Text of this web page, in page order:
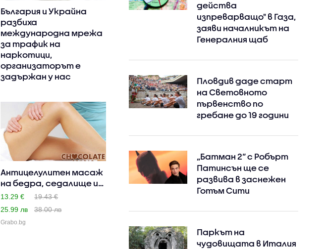
България и Украйна
разбиха
международна мрежа
за трафик на
наркотици,
организаторът е
задържан у нас
Антицелулитен масаж
на бедра, седалище и
пал..
13.29 €
19.43 €
25.99 лв
38.00 лв
Grabo.bg
действа
изпреварващо" в Газа,
заяви началникът на
Генералния щаб
Пловдив даде старт
на Световното
първенство по
гребане до 19 години
„Батман 2“ с Робърт
Патинсън ще се
развива в заснежен
Готъм Сити
Паркът на
чудовищата в Италия